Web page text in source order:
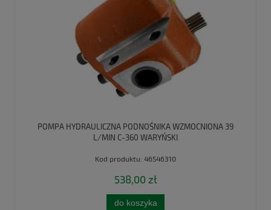
POMPA HYDRAULICZNA PODNOŚNIKA WZMOCNIONA 39
L/MIN C-360 WARYŃSKI
Kod produktu: 46546310
538,00 zł
do koszyka